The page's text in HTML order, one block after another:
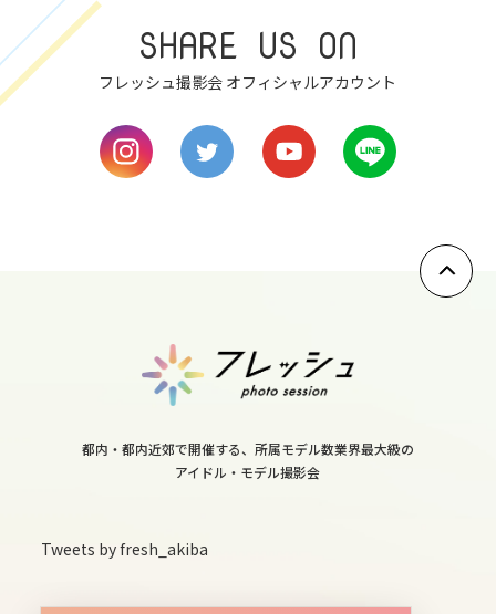
sat
14
SHARE US ON
フレッシュ撮影会 オフィシャルアカウント
都内・都内近郊で開催する、所属モデル数業界最大級の
アイドル・モデル撮影会
Tweets by fresh_akiba